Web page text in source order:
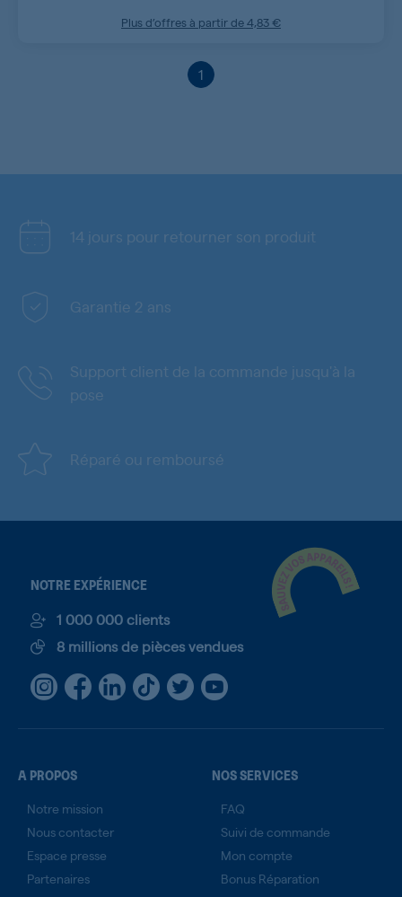
Plus d’offres à partir de4,83 €
1
14 jours pour retourner son produit
Garantie 2 ans
Support client de la commande jusqu'à la
pose
Réparé ou remboursé
NOTRE EXPÉRIENCE
1 000 000 clients
8 millions de pièces vendues
A PROPOS
Notre mission
Nous contacter
Espace presse
Partenaires
NOS SERVICES
FAQ
Suivi de commande
Mon compte
Bonus Réparation